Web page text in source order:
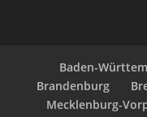
Baden-
Brandenburg
Mecklenburg-